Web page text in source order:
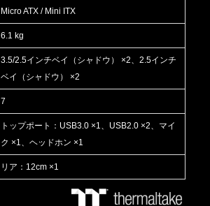
Micro ATX / Mini ITX
6.1 kg
3.5/2.5インチベイ（シャドウ） ×2、2.5インチ
ベイ（シャドウ） ×2
7
トップポート：USB3.0 ×1、USB2.0 ×2、マイ
ク ×1、ヘッドホン ×1
リア：12cm ×1